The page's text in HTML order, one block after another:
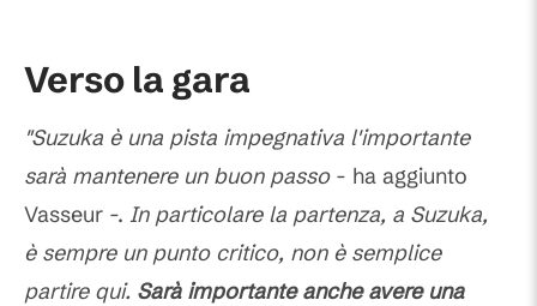
Verso la gara
"Suzuka è una pista impegnativa l'importante
sarà mantenere un buon passo- ha aggiunto
Vasseur -. In particolare la partenza, a Suzuka,
è sempre un punto critico, non è semplice
partire qui. Sarà importante anche avere una